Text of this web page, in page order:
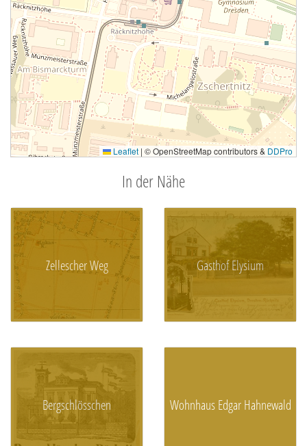
Leaflet | © OpenStreetMap contributors & DDPro
In der Nähe
Zellescher Weg Gasthof Elysium
Bergschlösschen Wohnhaus Edgar Hahnewald